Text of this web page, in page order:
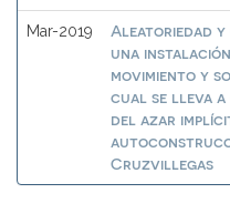
Mar-2019
Aleatoriedad y
una
movimiento y
cual se lleva a
del azar
Cruzvillegas